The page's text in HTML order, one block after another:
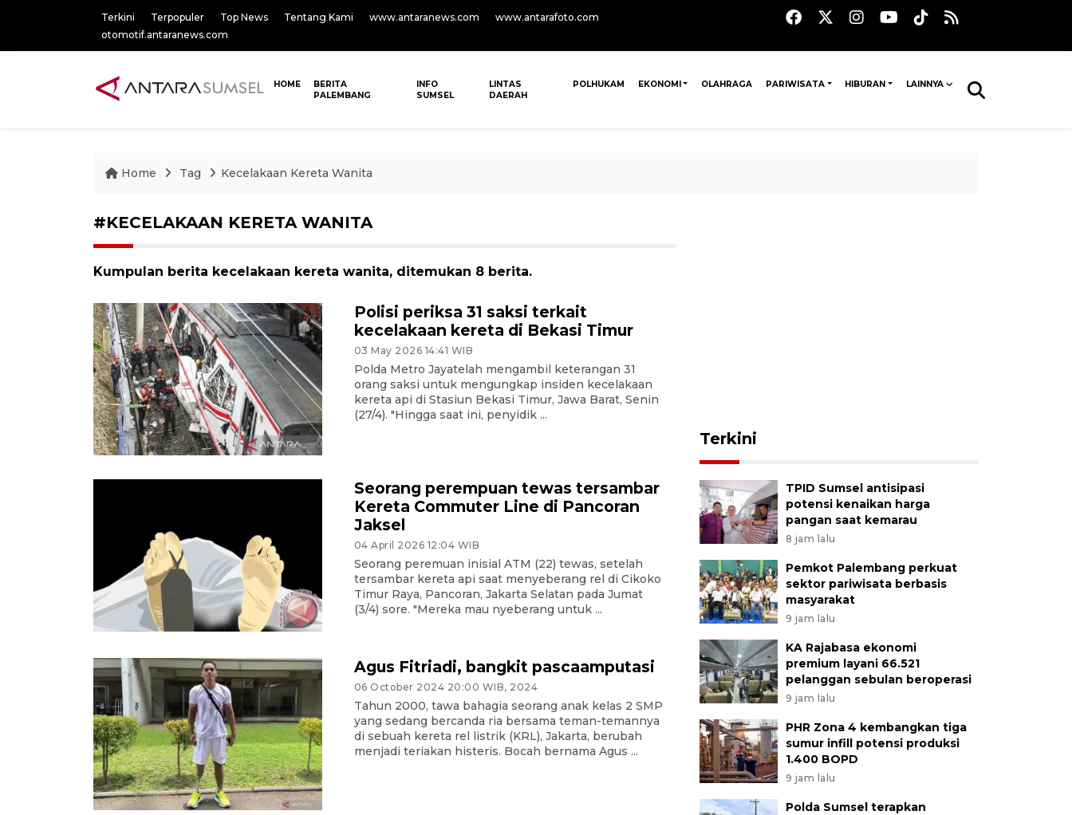
Terkini Terpopuler Top News Tentang Kami www.antaranews.com
www.antarafoto.com
otomotif.antaranews.com
HOME
BERITA
PALEMBANG
INFO
SUMSEL
LINTAS
DAERAH
POLHUKAM EKONOMI OLAHRAGA PARIWISATA HIBURAN LAINNYA
Home Tag Kecelakaan Kereta Wanita
#KECELAKAAN KERETA WANITA
Kumpulan berita kecelakaan kereta wanita, ditemukan 8 berita.
Polisi periksa 31 saksi terkait
kecelakaan kereta di Bekasi Timur
03 May 2026 14:41 WIB
Polda Metro Jayatelah mengambil keterangan 31
orang saksi untuk mengungkap insiden kecelakaan
kereta api di Stasiun Bekasi Timur, Jawa Barat, Senin
(27/4). "Hingga saat ini, penyidik ...
Seorang perempuan tewas tersambar
Kereta Commuter Line di Pancoran
Jaksel
04 April 2026 12:04 WIB
Seorang peremuan inisial ATM (22) tewas, setelah
tersambar kereta api saat menyeberang rel di Cikoko
Timur Raya, Pancoran, Jakarta Selatan pada Jumat
(3/4) sore. "Mereka mau nyeberang untuk ...
Agus Fitriadi, bangkit pascaamputasi
06 October 2024 20:00 WIB, 2024
Tahun 2000, tawa bahagia seorang anak kelas 2 SMP
yang sedang bercanda ria bersama teman-temannya
di sebuah kereta rel listrik (KRL), Jakarta, berubah
menjadi teriakan histeris. Bocah bernama Agus ...
Terkini
TPID Sumsel antisipasi
potensi kenaikan harga
pangan saat kemarau
8 jam lalu
Pemkot Palembang perkuat
sektor pariwisata berbasis
masyarakat
9 jam lalu
KA Rajabasa ekonomi
premium layani 66.521
pelanggan sebulan beroperasi
9 jam lalu
PHR Zona 4 kembangkan tiga
sumur infill potensi produksi
1.400 BOPD
9 jam lalu
Polda Sumsel terapkan